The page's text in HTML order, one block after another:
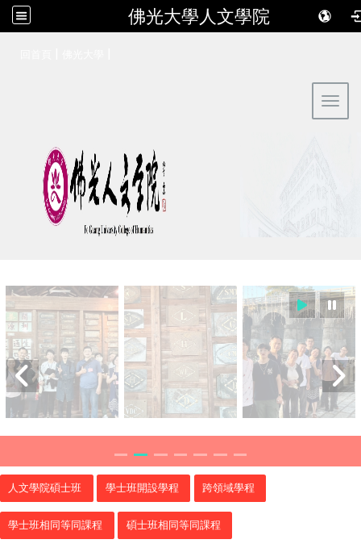
佛光大學人文學院
人文學院碩士班 學士班開設學程 跨領域學程
學士班相同等同課程 碩士班相同等同課程